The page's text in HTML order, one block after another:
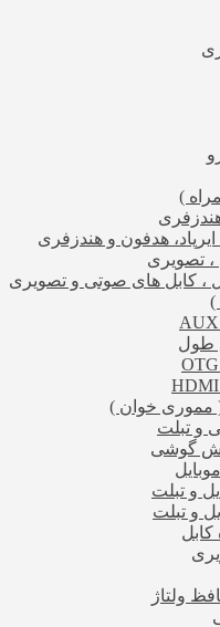
)
هدفون و هندزفری
تصویری
، کابل های صوتی و تصویری
طول
مموری خوان )
و تبلت
گوشی
و تبلت
و تبلت
کابل
ولتاژ